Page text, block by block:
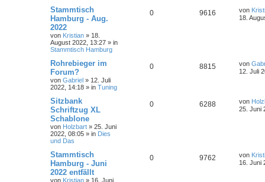
Stammtisch
Hamburg - Aug.
2022
von Kristian » 18.
August 2022, 13:27 » in
Stammtisch Hamburg
0 9616 von
18.
Rohrebieger im
Forum?
von Gabriel » 12. Juli
2022, 14:18 » in Tuning
0 8815 von
12. Juli
Sitzbank
Schriftzug XL
Schablone
von Holzbart » 25. Juni
2022, 08:05 » in Dies
und Das
0 6288 von
25. Juni
Stammtisch
Hamburg - Juni
2022 entfällt
von Kristian » 16. Juni
0 9762 von
16. Juni